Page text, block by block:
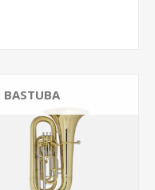
BASTUBA